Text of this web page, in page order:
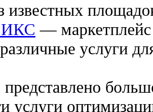
известных
— маркетплейс
различные услуги
услуги